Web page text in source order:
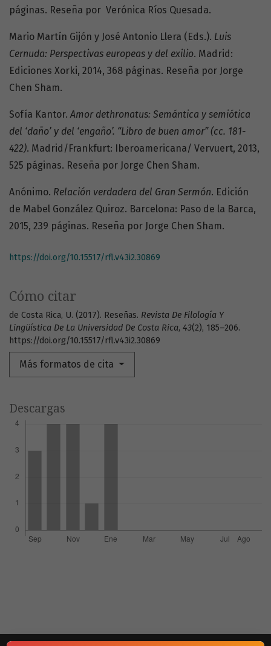
Cómo citar
de Costa Rica, U. (2017). Reseñas. Revista De Filología Y
Lingüística De La Universidad De Costa Rica, 43(2), 185–206.
https://doi.org/10.15517/rfl.v43i2.30869
Más formatos de cita
páginas. Reseña por Verónica Ríos Quesada.
Mario Martín Gijón y José Antonio Llera (Eds.). Luis
Cernuda: Perspectivas europeas y del exilio. Madrid:
Ediciones Xorki, 2014, 368 páginas. Reseña por Jorge
Chen Sham.
Sofía Kantor.Amor dethronatus: Semántica y semiótica
del ‘daño’ y del ‘engaño’. “Libro de buen amor” (cc. 181-
422). Madrid/Frankfurt: Iberoamericana/ Vervuert, 2013,
525 páginas. Reseña por Jorge Chen Sham.
Anónimo. Relación verdadera del Gran Sermón. Edición
de Mabel González Quiroz. Barcelona: Paso de la Barca,
2015, 239 páginas. Reseña por Jorge Chen Sham.
https://doi.org/10.15517/rfl.v43i2.30869
Descargas